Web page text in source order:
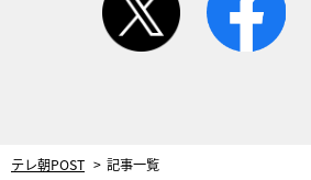
テレ朝POST 記事一覧